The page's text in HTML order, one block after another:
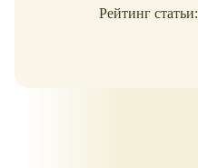
Рейтинг статьи: